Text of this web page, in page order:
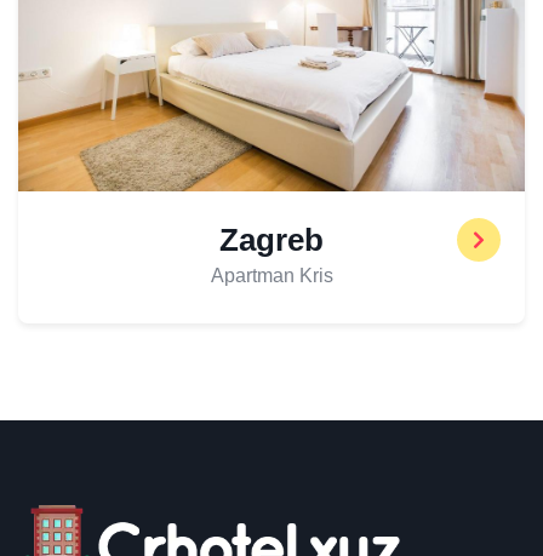
Zagreb
Apartman Kris